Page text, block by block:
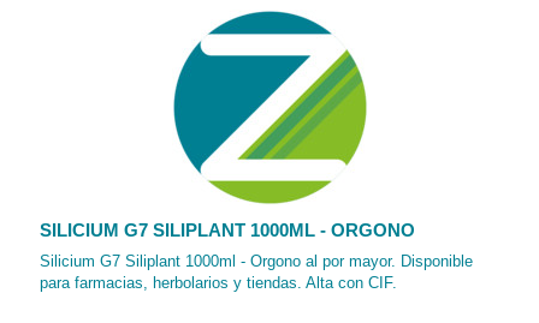
SILICIUM G7 SILIPLANT 1000ML - ORGONO
Silicium G7 Siliplant 1000ml - Orgono al por mayor. Disponible
para farmacias, herbolarios y tiendas. Alta con CIF.